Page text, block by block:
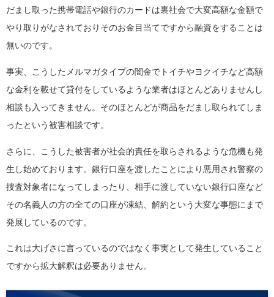
だまし取った携帯電話や銀行のカードは裏社会で大変高額な金額で
やり取りがなされておりそのお金目当てですから融資をすることは
無いのです。
事実、こうしたメルマガタイプの闇金でトイチやヨクイチなど高額
な金利を載せて貸付をしているような業者はほとんどありませんし
相談も入ってきません。そのほとんどが商品をだまし取られてしま
ったという被害相談です。
さらに、こうした被害者が社会的責任を取らされるような危機も発
生し始めております。銀行口座を渡したことにより悪用され警察の
捜査対象者になってしまったり、相手に渡していない銀行口座など
その名義人の方の全ての口座が凍結、解約という大変な事態にまで
発展しているのです。
これは大げさに言っているのではなく事実として発生していること
ですから拡大解釈は必要ありません。